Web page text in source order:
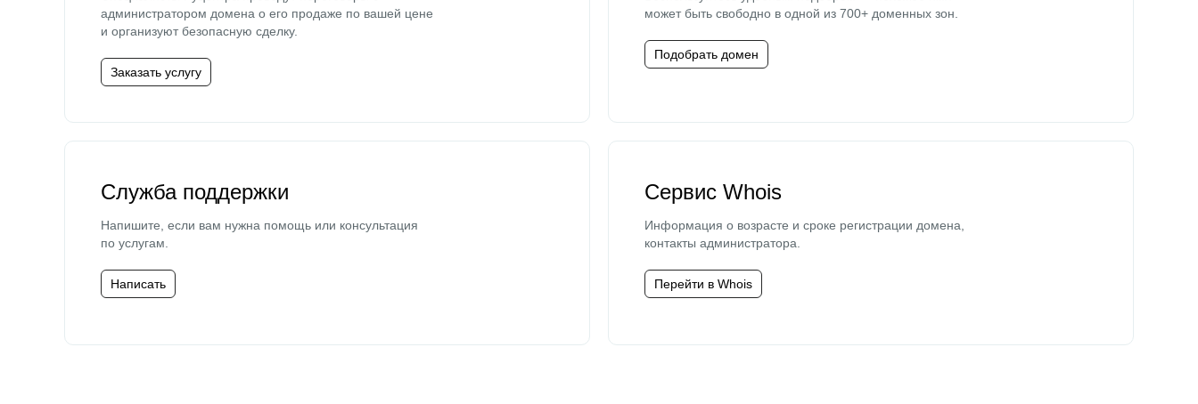
администратором домена о его продаже по вашей цене
и организуют безопасную сделку.
Заказать услугу
может быть свободно в одной из 700+ доменных зон.
Подобрать домен
Служба поддержки
Напишите, если вам нужна помощь или консультация
по услугам.
Написать
Сервис Whois
Информация о возрасте и сроке регистрации домена,
контакты администратора.
Перейти в Whois